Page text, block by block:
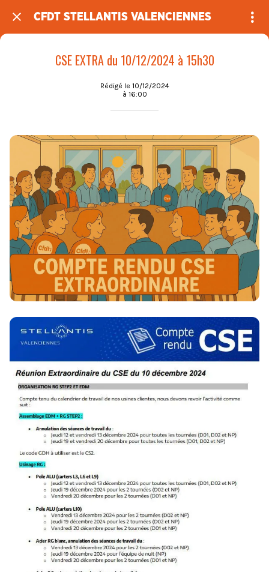
CFDT STELLANTIS VALENCIENNES
CSE EXTRA du 10/12/2024 à 15h30
Rédigé le 10/12/2024
à 16:00